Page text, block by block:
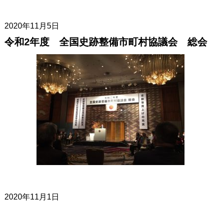
2020年11月5日
令和2年度 全国史跡整備市町村協議会 総会
2020年11月1日